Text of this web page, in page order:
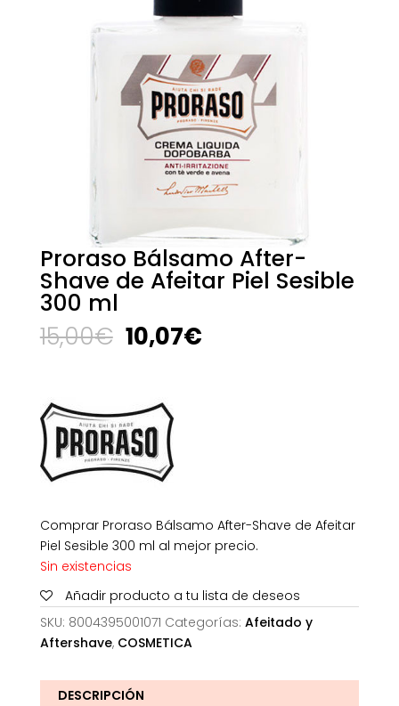
Proraso Bálsamo After-
Shave de Afeitar Piel Sesible
300 ml
15,00€ El
precio
era:
15,00€.
10,07€El
Comprar Proraso Bálsamo After-Shave de Afeitar
Piel Sesible 300 ml al mejor precio.
Sin existencias
Añadir producto a tu lista de deseos
SKU: 8004395001071 Categorías: Afeitado y
Aftershave, COSMETICA
DESCRIPCIÓN